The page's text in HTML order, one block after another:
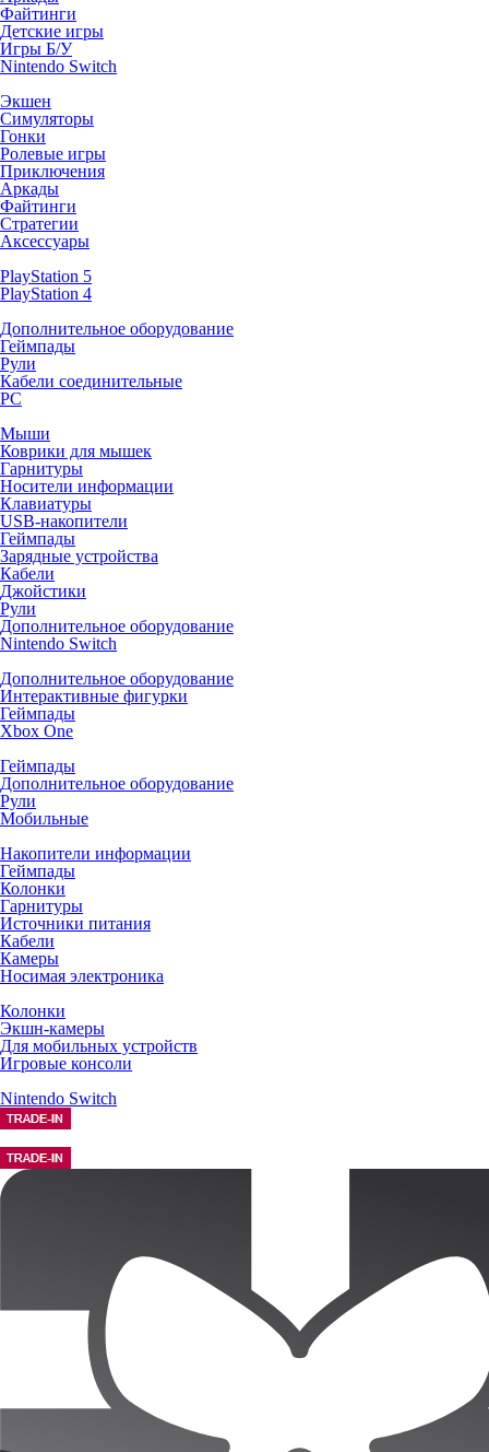
Файтинги
Детские игры
Игры Б/У
Nintendo Switch
Экшен
Симуляторы
Гонки
Ролевые игры
Приключения
Аркады
Файтинги
Стратегии
Аксессуары
PlayStation 5
PlayStation 4
Дополнительное оборудование
Геймпады
Рули
Кабели соединительные
PC
Мыши
Коврики для мышек
Гарнитуры
Носители информации
Клавиатуры
USB-накопители
Геймпады
Зарядные устройства
Кабели
Джойстики
Рули
Дополнительное оборудование
Nintendo Switch
Дополнительное оборудование
Интерактивные фигурки
Геймпады
Xbox One
Геймпады
Дополнительное оборудование
Рули
Мобильные
Накопители информации
Геймпады
Колонки
Гарнитуры
Источники питания
Кабели
Камеры
Носимая электроника
Колонки
Экшн-камеры
Для мобильных устройств
Игровые консоли
Nintendo Switch